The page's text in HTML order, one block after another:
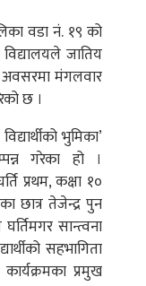
वडा नं. १९ को
जातिय
मंगलवार
छ ।
भुमिका’
गरेका हो ।
प्रथम, कक्षा १०
छात्र तेजेन्द्र पुन
सान्त्वना
सहभागिता
प्रमुख